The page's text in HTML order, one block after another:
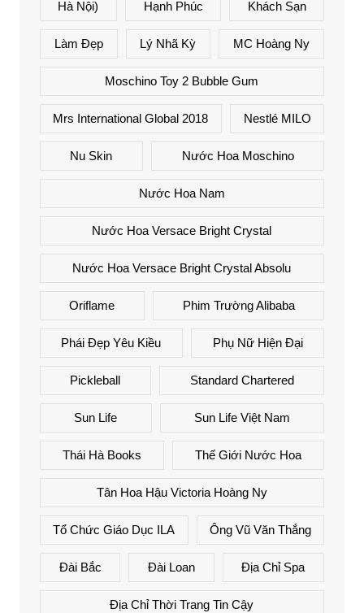
Hà Nội) Hạnh Phúc Khách Sạn
Làm Đẹp Lý Nhã Kỳ MC Hoàng Ny
Moschino Toy 2 Bubble Gum
Mrs International Global 2018 Nestlé MILO
Nu Skin Nước Hoa Moschino
Nước Hoa Nam
Nước Hoa Versace Bright Crystal
Nước Hoa Versace Bright Crystal Absolu
Oriflame Phim Trường Alibaba
Phái Đẹp Yêu Kiều Phụ Nữ Hiện Đại
Pickleball Standard Chartered
Sun Life Sun Life Việt Nam
Thái Hà Books Thế Giới Nước Hoa
Tân Hoa Hậu Victoria Hoàng Ny
Tổ Chức Giáo Dục ILA Ông Vũ Văn Thắng
Đài Bắc Đài Loan Địa Chỉ Spa
Địa Chỉ Thời Trang Tin Cậy